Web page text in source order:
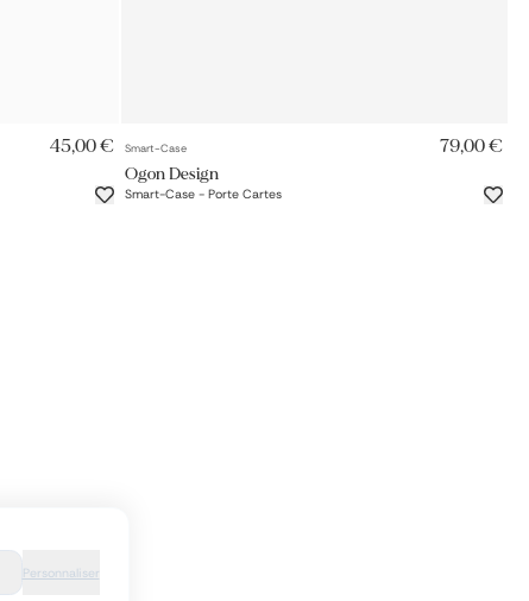
45,00 € Smart-Case 79,00 €
Ogon Design
Smart-Case - Porte Cartes
Personnaliser